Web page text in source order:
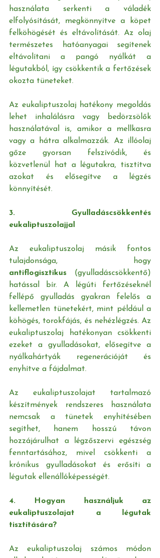
használata serkenti a váladék
elfolyósítását, megkönnyítve a köpet
felköhögését és eltávolítását. Az olaj
természetes hatóanyagai segítenek
eltávolítani a pangó nyálkát a
légutakból, így csökkentik a fertőzések
okozta tüneteket.
Az eukaliptuszolaj hatékony megoldás
lehet inhalálásra vagy bedörzsölők
használatával is, amikor a mellkasra
vagy a hátra alkalmazzák. Az illóolaj
gőze gyorsan felszívódik, és
közvetlenül hat a légutakra, tisztítva
azokat és elősegítve a légzés
könnyítését.
3. Gyulladáscsökkentés
eukaliptuszolajjal
Az eukaliptuszolaj másik fontos
antiflogisztikus (gyulladáscsökkentő)
hatással bír. A légúti fertőzéseknél
fellépő gyulladás gyakran felelős a
kellemetlen tünetekért, mint például a
köhögés, torokfájás, és nehézlégzés. Az
eukaliptuszolaj hatékonyan csökkenti
ezeket a gyulladásokat, elősegítve a
nyálkahártyák regenerációját és
enyhítve a fájdalmat.
Az eukaliptuszolajat tartalmazó
készítmények rendszeres használata
nemcsak a tünetek enyhítésében
segíthet, hanem hosszú távon
hozzájárulhat a légzőszervi egészség
fenntartásához, mivel csökkenti a
krónikus gyulladásokat és erősíti a
légutak ellenállóképességét.
4. Hogyan használjuk az
eukaliptuszolajat a légutak
tisztítására?
Az eukaliptuszolaj számos módon